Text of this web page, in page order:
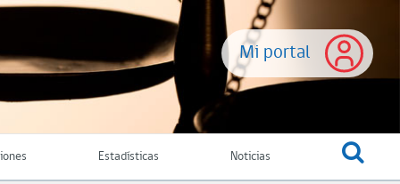
Mi portal
Estadísticas Noticias